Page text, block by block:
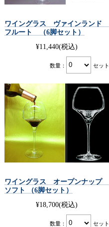
ワイングラス ヴァインランド
フルート （6脚セット）
¥11,440(税込)
数量： セット
ワイングラス オープンナップ
ソフト （6脚セット）
¥18,700(税込)
数量： セット